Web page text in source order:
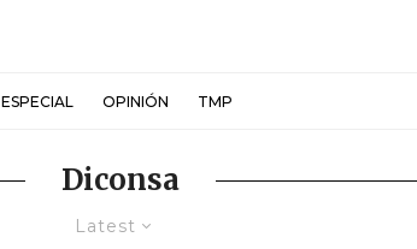
ESPECIAL OPINIÓN TMP
Diconsa
Latest